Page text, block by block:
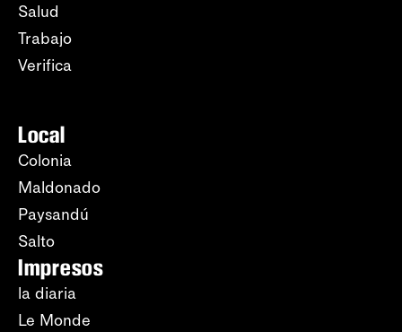
Salud
Trabajo
Verifica
Local
Colonia
Maldonado
Paysandú
Salto
Impresos
la diaria
Le Monde